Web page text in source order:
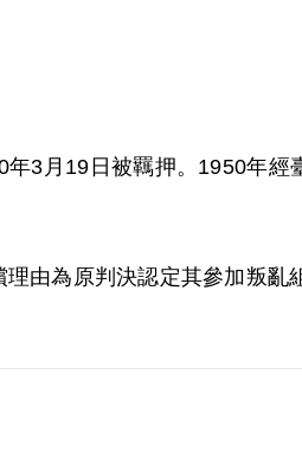
3月19日被羈押。1950年經
由為原判決認定其參加叛亂
敘明，此外無其他具體佐證